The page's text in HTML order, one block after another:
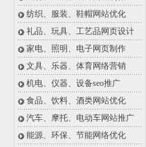
纺织、服装、鞋帽网站优化
礼品、玩具、工艺品网页设计
家电、照明、电子网页制作
文具、乐器、体育网络营销
机电、仪器、设备seo推广
食品、饮料、酒类网站优化
汽车、摩托、电动车网站推广
能源、环保、节能网络优化